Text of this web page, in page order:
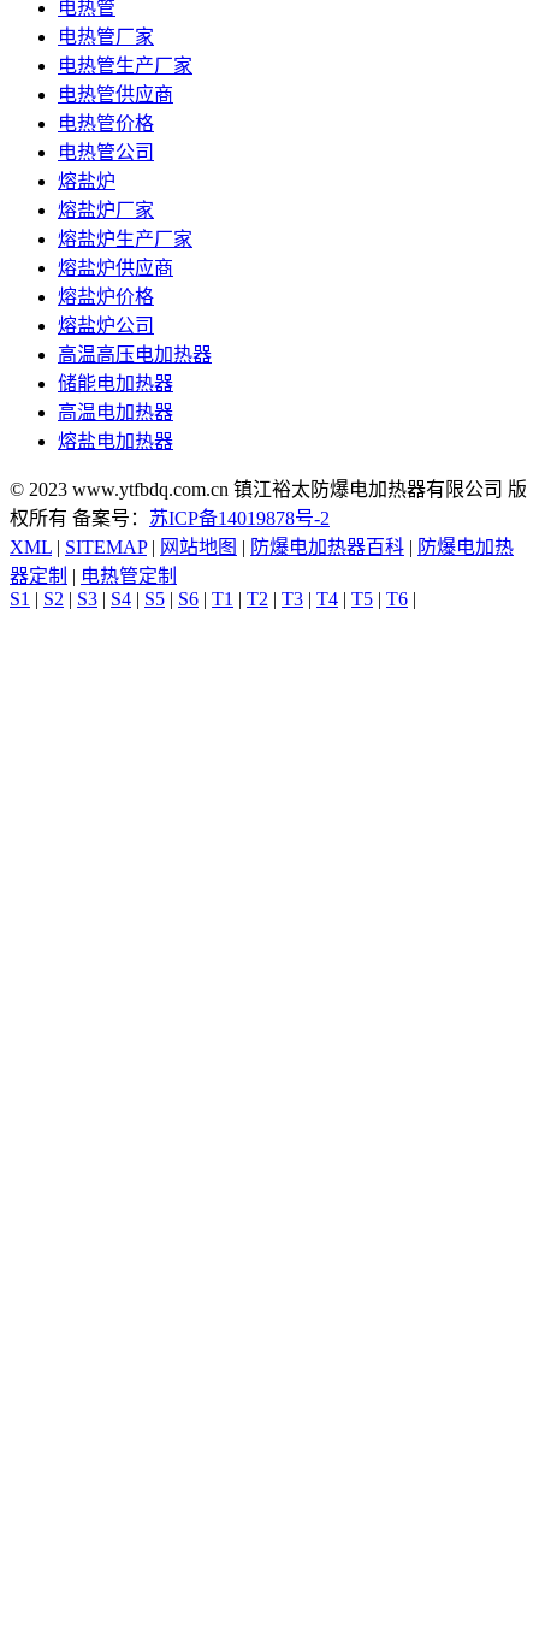
电热管
电热管厂家
电热管生产厂家
电热管供应商
电热管价格
电热管公司
熔盐炉
熔盐炉厂家
熔盐炉生产厂家
熔盐炉供应商
熔盐炉价格
熔盐炉公司
高温高压电加热器
储能电加热器
高温电加热器
熔盐电加热器
© 2023 www.ytfbdq.com.cn 镇江裕太防爆电加热器有限公司 版
权所有 备案号： 苏ICP备14019878号-2
XML | SITEMAP| 网站地图 | 防爆电加热器百科 | 防爆电加热
器定制 | 电热管定制
S1 | S2 | S3 | S4 | S5 | S6 | T1 | T2 | T3 | T4 | T5 | T6 |